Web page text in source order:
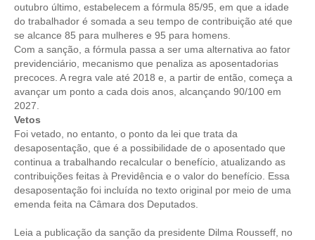
NÚCLEO DA MULHER ENGENHEIRA
TRANSPARÊNCIA
CONSULTORIA
ACORDOS, CONVENÇÕES E DISSÍDIOS
CONTRIBUIÇÕES
CONTRIBUIÇÃO ASSISTENCIAL
outubro último, estabelecem a fórmula 85/95, em que a idade
do trabalhador é somada a seu tempo de contribuição até que
se alcance 85 para mulheres e 95 para homens.
Com a sanção, a fórmula passa a ser uma alternativa ao fator
previdenciário, mecanismo que penaliza as aposentadorias
precoces. A regra vale até 2018 e, a partir de então, começa a
avançar um ponto a cada dois anos, alcançando 90/100 em
2027.
Vetos
Foi vetado, no entanto, o ponto da lei que trata da
desaposentação, que é a possibilidade de o aposentado que
continua a trabalhando recalcular o benefício, atualizando as
contribuições feitas à Previdência e o valor do benefício. Essa
desaposentação foi incluída no texto original por meio de uma
emenda feita na Câmara dos Deputados.
Leia a publicação da sanção da presidente Dilma Rousseff, no